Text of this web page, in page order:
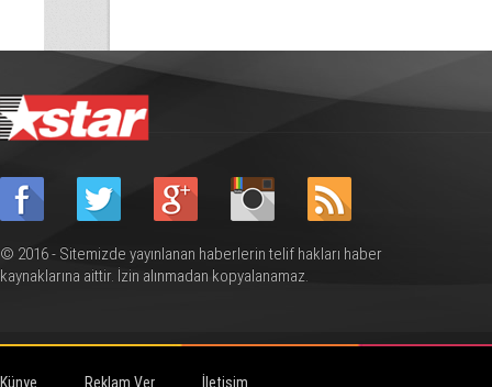
© 2016 - Sitemizde yayınlanan haberlerin telif hakları haber
kaynaklarına aittir. İzin alınmadan kopyalanamaz.
Künye Reklam Ver İletişim